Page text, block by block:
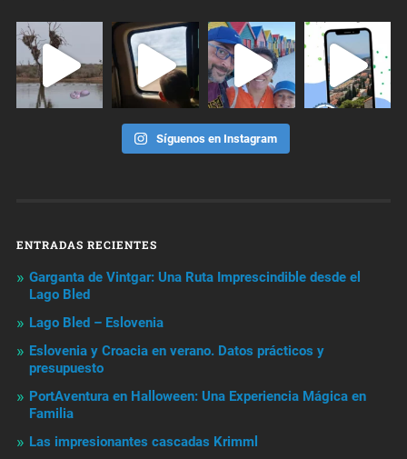
Síguenos en Instagram
ENTRADAS RECIENTES
Garganta de Vintgar: Una Ruta Imprescindible desde el
Lago Bled
Lago Bled – Eslovenia
Eslovenia y Croacia en verano. Datos prácticos y
presupuesto
PortAventura en Halloween: Una Experiencia Mágica en
Familia
Las impresionantes cascadas Krimml